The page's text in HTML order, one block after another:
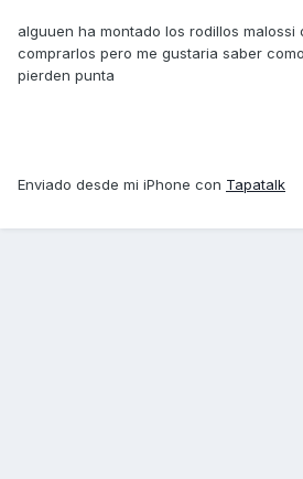
alguuen ha montado los rodillos malossi
comprarlos pero me gustaria saber
pierden punta
Enviado desde mi iPhone con Tapatalk